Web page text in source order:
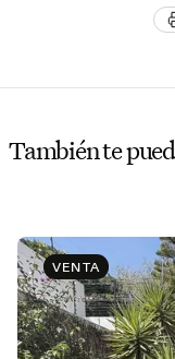
También te
VENTA